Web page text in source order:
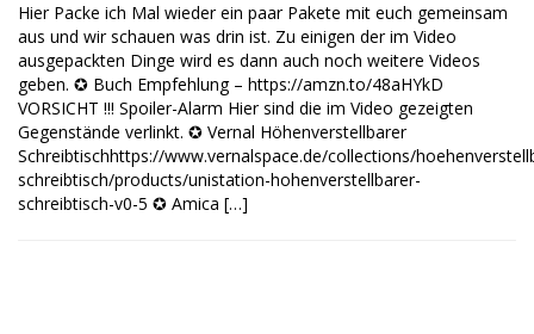
Hier Packe ich Mal wieder ein paar Pakete mit euch gemeinsam
aus und wir schauen was drin ist. Zu einigen der im Video
ausgepackten Dinge wird es dann auch noch weitere Videos
geben. ✪ Buch Empfehlung – https://amzn.to/48aHYkD
VORSICHT !!! Spoiler-Alarm Hier sind die im Video gezeigten
Gegenstände verlinkt. ✪ Vernal Höhenverstellbarer
Schreibtischhttps://www.vernalspace.de/collections/
schreibtisch/products/unistation-hohenverstellbarer-
schreibtisch-v0-5 ✪ Amica […]